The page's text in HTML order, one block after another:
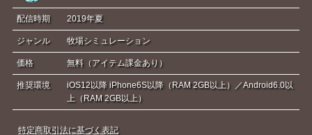
配信時期 2019年夏
ジャンル 牧場シミュレーション
価格 無料（アイテム課金あり）
推奨環境
iOS12以降 iPhone6S以降（RAM 2GB以上）／Android6.0以
上（RAM 2GB以上）
特定商取引法に基づく表記